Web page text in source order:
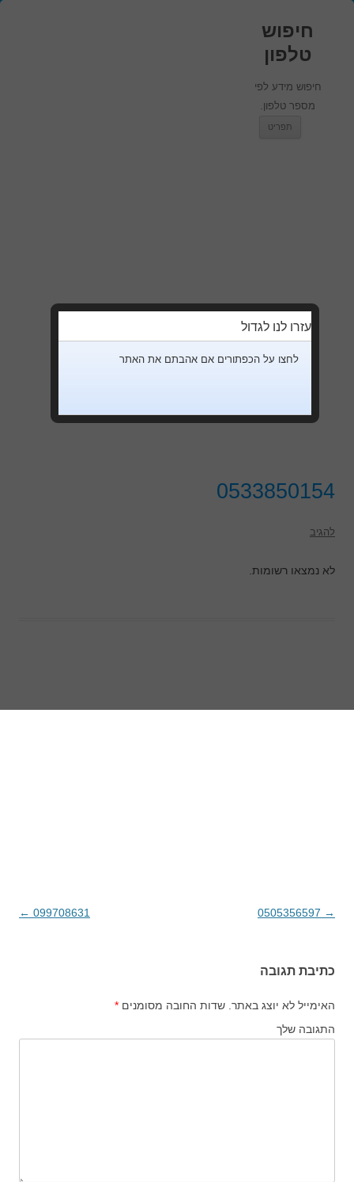
חיפוש
טלפון
חיפוש מידע לפי
מספר טלפון.
תפריט
0533850154
להגיב
לא נמצאו רשומות.
ניווט בפוסטים
→
099708631
←
כתיבת תגובה
האימייל לא יוצג באתר. שדות החובה מסומנים *
התגובה שלך
עזרו לנו לגדול
לחצו על הכפתורים אם אהבתם את האתר